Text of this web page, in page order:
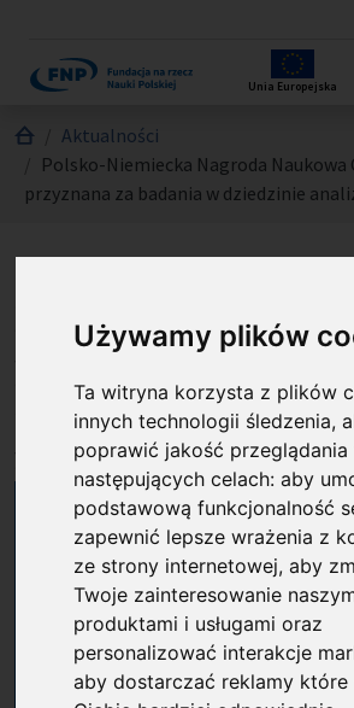
Używamy plików
Ta witryna korzysta z plików
innych technologii śledzenia,
poprawić jakość przeglądania
następujących celach:aby
podstawową funkcjonalność
zapewnić lepsze wrażenia z
ze strony internetowej,aby
Twoje zainteresowanie
produktami i usługami oraz
personalizować interakcje
aby dostarczać reklamy które
Unia Europejska
Jesteś tutaj:
Aktualności
Polsko-Niemiecka Nagroda Naukowa
przyznana za badania w dziedzinie
Naukowa
przyznana za
dziedzinie analizy
matematycznej